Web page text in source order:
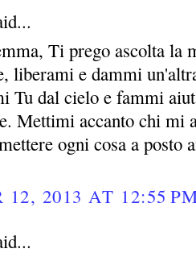
Ti prego ascolta la
liberami e dammi
Tu dal cielo e fammi
Mettimi accanto chi mi
ogni cosa a posto
12, 2013 AT 12:55